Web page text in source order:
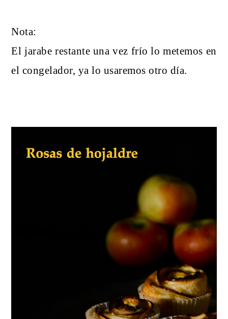
Nota:
El jarabe restante una vez frío lo metemos en
el congelador, ya lo usaremos otro día.